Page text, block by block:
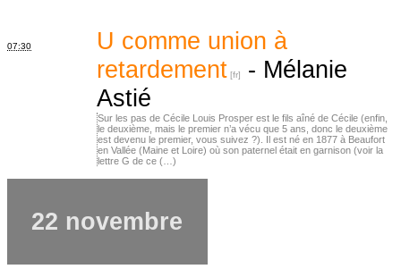
d’ancêtres
07:30
U comme union à
retardement
- Mélanie
Astié
Sur les pas de Cécile Louis Prosper est le fils aîné de Cécile (enfin,
le deuxième, mais le premier n’a vécu que 5 ans, donc le deuxième
est devenu le premier, vous suivez ?). Il est né en 1877 à Beaufort
en Vallée (Maine et Loire) où son paternel était en garnison (voir la
lettre G de ce (…)
22 novembre